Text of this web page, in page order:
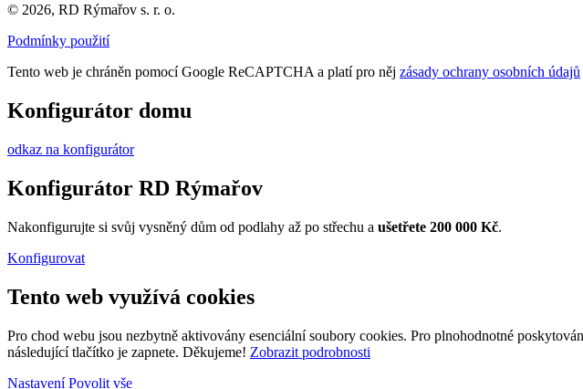
© 2026, RD Rýmařov s. r. o.
Podmínky použití
Tento web je chráněn pomocí Google ReCAPTCHA a platí pro něj zásady ochrany osobních údajů
Konfigurátor domu
odkaz na konfigurátor
Konfigurátor RD Rýmařov
Nakonfigurujte si svůj vysněný dům od podlahy až po střechu a ušetřete 200 000 Kč.
Konfigurovat
Tento web využívá cookies
Pro chod webu jsou nezbytně aktivovány esenciální soubory cookies. Pro plnohodnotné
následující tlačítko je zapnete. Děkujeme! Zobrazit podrobnosti
NastaveníPovolit vše